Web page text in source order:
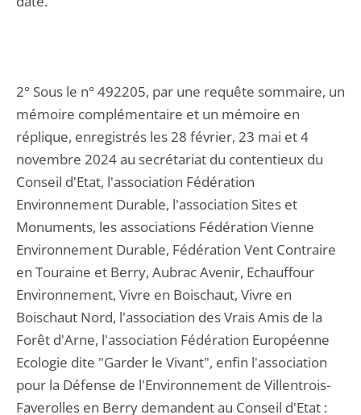
2° Sous le n° 492205, par une requête sommaire, un
mémoire complémentaire et un mémoire en
réplique, enregistrés les 28 février, 23 mai et 4
novembre 2024 au secrétariat du contentieux du
Conseil d'Etat, l'association Fédération
Environnement Durable, l'association Sites et
Monuments, les associations Fédération Vienne
Environnement Durable, Fédération Vent Contraire
en Touraine et Berry, Aubrac Avenir, Echauffour
Environnement, Vivre en Boischaut, Vivre en
Boischaut Nord, l'association des Vrais Amis de la
Forêt d'Arne, l'association Fédération Européenne
Ecologie dite "Garder le Vivant", enfin l'association
pour la Défense de l'Environnement de Villentrois-
Faverolles en Berry demandent au Conseil d'Etat :